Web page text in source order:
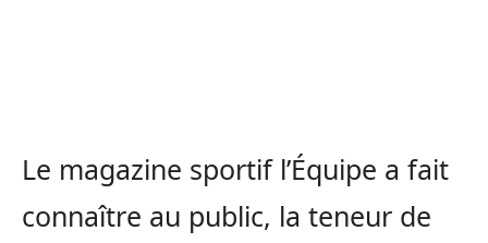
Le magazine sportif l’Équipe a fait
connaître au public, la teneur de